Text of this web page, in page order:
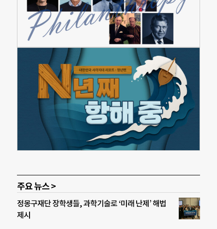
주요 뉴스 >
정몽구재단 장학생들, 과학기술로 ‘미래 난제’ 해법
제시